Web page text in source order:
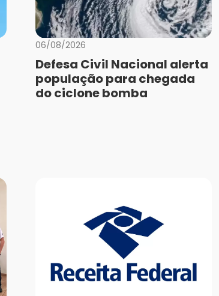
06/08/2026
Defesa Civil Nacional alerta
população para chegada
do ciclone bomba